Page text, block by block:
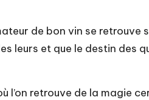
de bon vin se retrouve
leurs et que le destin des
l’on retrouve de la magie